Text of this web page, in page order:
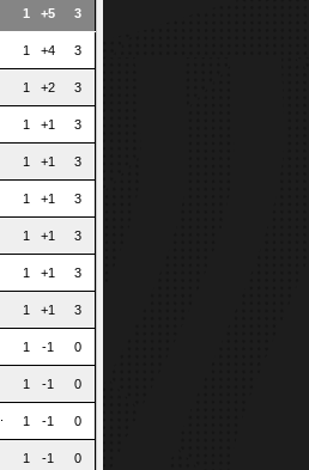
1 +5 3
1 +4 3
1 +2 3
1 +1 3
1 +1 3
1 +1 3
1 +1 3
1 +1 3
1 +1 3
1 -1 0
1 -1 0
1 -1 0
1 -1 0